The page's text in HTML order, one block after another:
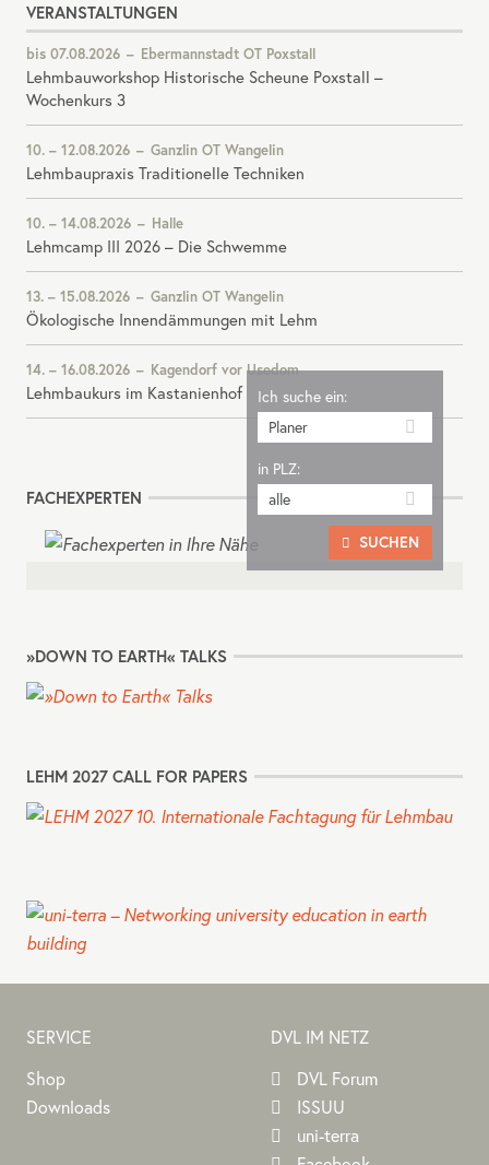
VERANSTALTUNGEN
bis 07.08.2026 Ebermannstadt OT Poxstall
Lehmbauworkshop Historische Scheune Poxstall –
Wochenkurs 3
10. 12.08.2026 Ganzlin OT Wangelin
Lehmbaupraxis Traditionelle Techniken
10. 14.08.2026 Halle
Lehmcamp III 2026 – Die Schwemme
13. 15.08.2026 Ganzlin OT Wangelin
Ökologische Innendämmungen mit Lehm
14. 16.08.2026 Kagendorf vor Usedom
Lehmbaukurs im Kastanienhof
FACHEXPERTEN
Ich suche ein:
in PLZ:
 SUCHEN
»DOWN TO EARTH« TALKS
LEHM 2027 CALL FOR PAPERS
SERVICE
Shop
Downloads
DVL IM NETZ
DVL Forum
ISSUU
uni-terra